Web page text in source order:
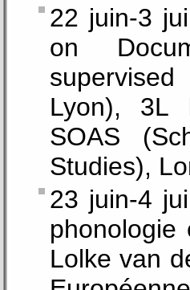
22 juin-3
on
Lyon), 3L
SOAS
Studies),
23 juin-4
phonologie
Lolke van